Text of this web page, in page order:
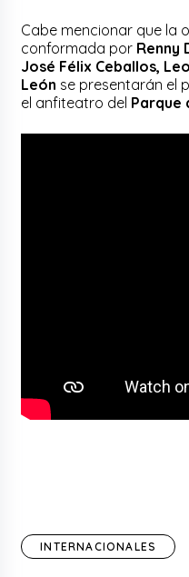
Cabe mencionar que la
conformada por Renny
José Félix Ceballos,
León se presentarán el
el anfiteatro del Parque
INTERNACIONALES